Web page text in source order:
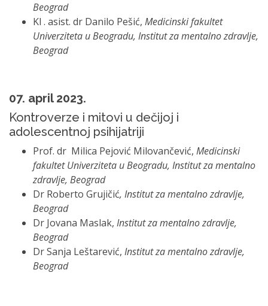
Beograd
Kl . asist. dr Danilo Pešić, Medicinski fakultet
Univerziteta u Beogradu, Institut za mentalno zdravlje,
Beograd
07. april 2023.
Kontroverze i mitovi u dečijoj i
adolescentnoj psihijatriji
Prof. dr Milica Pejović Milovančević, Medicinski
fakultet Univerziteta u Beogradu, Institut za mentalno
zdravlje, Beograd
Dr Roberto Grujičić, Institut za mentalno zdravlje,
Beograd
Dr Jovana Maslak, Institut za mentalno zdravlje,
Beograd
Dr Sanja Leštarević, Institut za mentalno zdravlje,
Beograd